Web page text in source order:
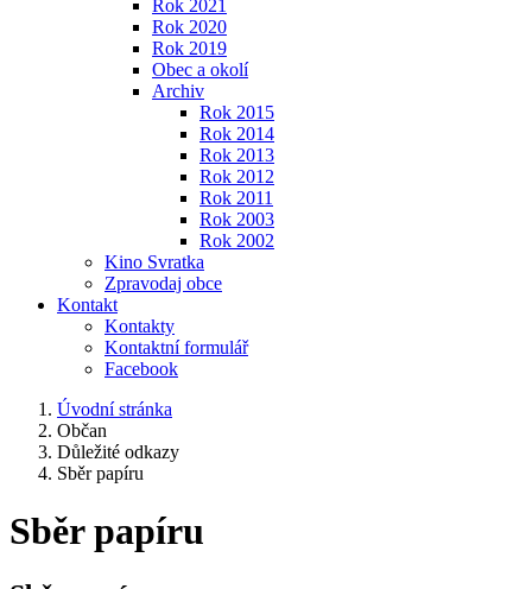
Rok 2021
Rok 2020
Rok 2019
Obec a okolí
Archiv
Rok 2015
Rok 2014
Rok 2013
Rok 2012
Rok 2011
Rok 2003
Rok 2002
Kino Svratka
Zpravodaj obce
Kontakt
Kontakty
Kontaktní formulář
Facebook
Úvodní stránka
Občan
Důležité odkazy
Sběr papíru
Sběr papíru